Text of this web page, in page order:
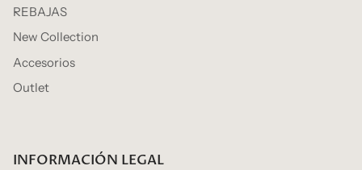
REBAJAS
New Collection
Accesorios
Outlet
INFORMACIÓN LEGAL